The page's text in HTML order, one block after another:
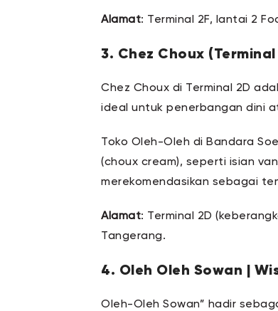
Alamat: Terminal 2F, lantai 2
3. Chez Choux (Terminal
Chez Choux di Terminal 2D
ideal untuk penerbangan dini
Toko Oleh-Oleh di Bandara
(choux cream), seperti isian
merekomendasikan sebagai
Alamat: Terminal 2D
Tangerang.
4. Oleh Oleh Sowan |
Oleh-Oleh Sowan” hadir